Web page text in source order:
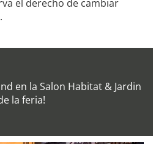
el derecho de cambiar
en la Salon Habitat & Jardin
la feria!